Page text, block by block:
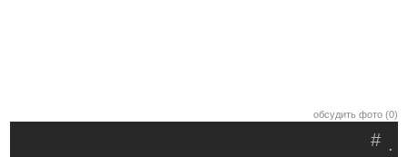
обсудить фото (0)
.
#